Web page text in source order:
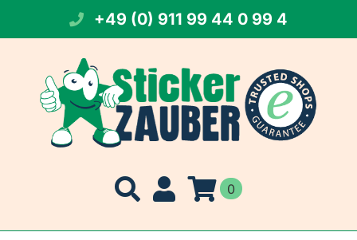
springen
+49 (0) 911 99 44 0 99 4
0